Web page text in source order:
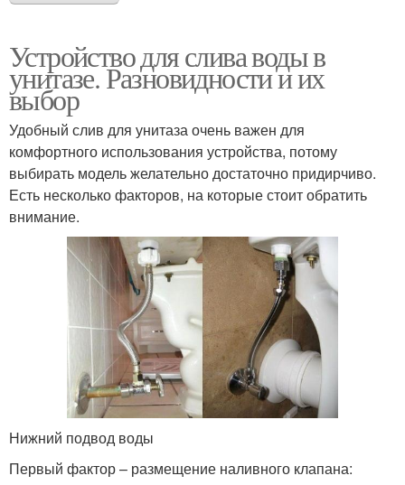
Устройство для слива воды в
унитазе. Разновидности и их
выбор
Удобный слив для унитаза очень важен для
комфортного использования устройства, потому
выбирать модель желательно достаточно придирчиво.
Есть несколько факторов, на которые стоит обратить
внимание.
Нижний подвод воды
Первый фактор – размещение наливного клапана: